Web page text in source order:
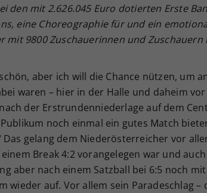
den mit 2.626.045 Euro dotierten Erste
eine Choreographie für und ein
mit 9800 Zuschauerinnen und
aber ich will die Chance nützen, um
waren – hier in der Halle und daheim
der Erstrundenniederlage auf dem
noch einmal ein gutes Match
Das gelang dem Niederösterreicher vor
Break 4:2 vorangelegen war und
aber nach einem Satzball bei 6:5 noch
wieder auf. Vor allem sein Paradeschlag –